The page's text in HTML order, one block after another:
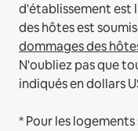
d'établissement est
des hôtes est
dommages des
N'oubliez pas que
indiqués en dollars
* Pour les